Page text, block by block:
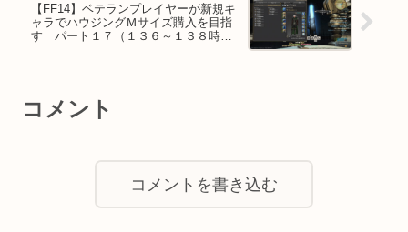
【FF14】ベテランプレイヤーが新規キ
ャラでハウジングＭサイズ購入を目指
す パート１７（１３６～１３８時間
コメント
コメントを書き込む